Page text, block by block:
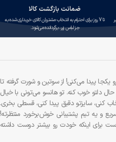
ضمانت بازگشت کالا
تا 7 روز برای احترام به انتخاب مشتریان کالای خریداری شده به
جز لباس زیر، برگردانده می‌شود.
یکجا پیدا می‌کنی! از سوتین و شورت گرفته تا
دلتو خوب کنه. تو هانسو می‌تونی با خیال
کنی، سایزتو دقیق پیدا کنی، قسطی بخری.
و یه تیم پشتیبانی خوش‌برخورد منتظرته!
برای اینکه خودت رو بیشتر دوست داشته